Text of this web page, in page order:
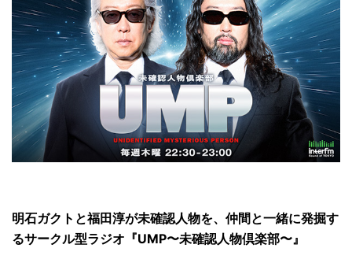
明⽯ガクトと福⽥淳が未確認⼈物を、仲間と⼀緒に発掘す
るサークル型ラジオ『UMP〜未確認⼈物倶楽部〜』